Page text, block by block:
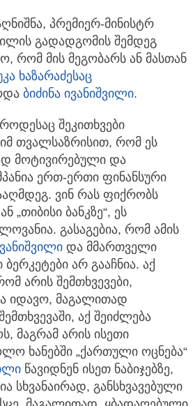
პრემიერ-მინისტრ
გადადგომის შემდეგ
რომ მის მეგობარს ან მასთან
ხაზარაძესაც
ბიძინა ივანიშვილი.
როდესაც შეკითხვები
თვალსაზრისით, რომ ეს
მოტივირებული და
ერთ-ერთი ფინანსური
ვინ რას ფიქრობს
ან „თიბისი ბანკზე“, ეს
გასაგებია, რომ ამის
და მმართველი
ბერკეტები არ გააჩნია. აქ
არის შემთხვევები,
იდავო, მაგალითად
აქ შეიძლება
მაგრამ არის ისეთი
ხანებში „ქართული ოცნება“
წავიდნენ ისეთ ნაბიჯებზე,
სხვანაირად, განსხვავებული